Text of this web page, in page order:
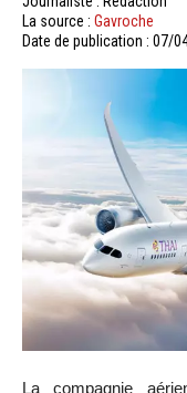
La source : Gavroche
Date de publication : 07/
La compagnie